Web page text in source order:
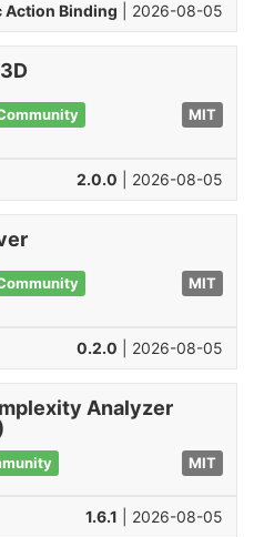
Action Binding | 2026-08-05
MIT
2.0.0 | 2026-08-05
MIT
0.2.0 | 2026-08-05
Analyzer
MIT
1.6.1 | 2026-08-05